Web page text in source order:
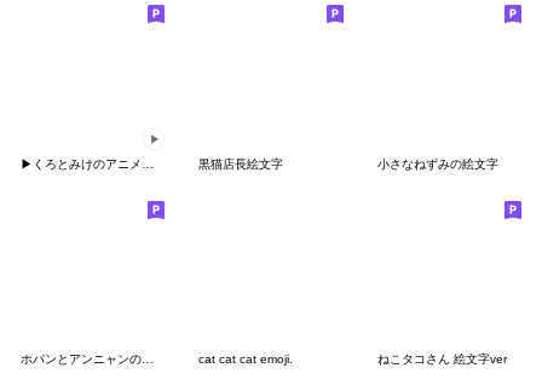
黒猫店長絵文字 小さなねずみの絵文字
cat cat cat emoji. ねこタコさん 絵文字ver